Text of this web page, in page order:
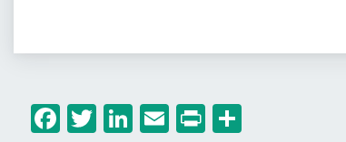
Facebook
Twitter
LinkedIn
Email
Print